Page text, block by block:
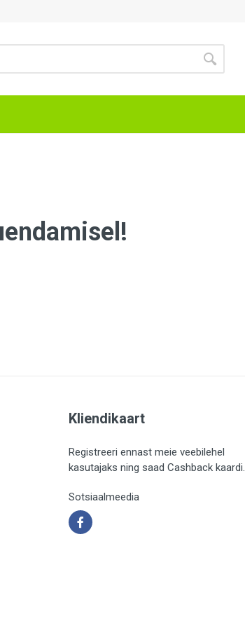
Kliendikaart
Registreeri ennast meie veebilehel
kasutajaks ning saad Cashback kaardi.
Sotsiaalmeedia